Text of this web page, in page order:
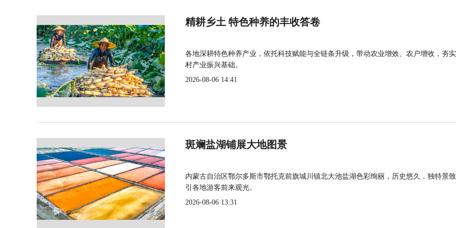
精耕乡土 特色种养的丰收答卷
各地深耕特色种养产业，依托科技赋能与全链条升级，带动农业增效、农户增收，夯
村产业振兴基础。
2026-08-06 14:41
斑斓盐湖铺展大地图景
内蒙古自治区鄂尔多斯市鄂托克前旗城川镇北大池盐湖色彩绚丽，历史悠久，独特景
引各地游客前来观光。
2026-08-06 13:31